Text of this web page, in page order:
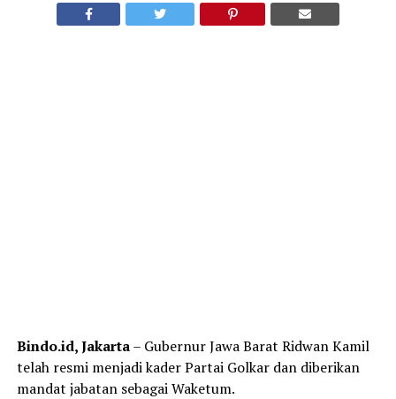
Bindo.id, Jakarta– Gubernur Jawa Barat Ridwan Kamil
telah resmi menjadi kader Partai Golkar dan diberikan
mandat jabatan sebagai Waketum.